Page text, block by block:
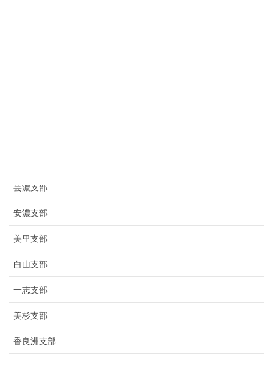
芸濃支部
安濃支部
美里支部
白山支部
一志支部
美杉支部
香良洲支部